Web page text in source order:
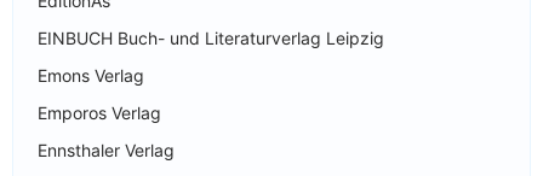
EINBUCH Buch- und Literaturverlag Leipzig
Emons Verlag
Emporos Verlag
Ennsthaler Verlag